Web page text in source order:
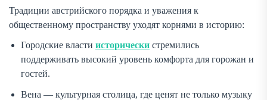
Традиции австрийского порядка и уважения к
общественному пространству уходят корнями в историю:
Городские власти исторически стремились
поддерживать высокий уровень комфорта для горожан и
гостей.
Вена — культурная столица, где ценят не только музыку